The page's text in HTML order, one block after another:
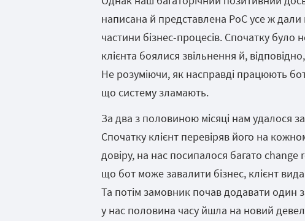
написана й представлена PoC усе ж
частини бізнес-процесів. Спочатку
клієнта боялися звільнення й,
Не розуміючи, як насправді працюють
що систему зламають.
За два з половиною місяці нам удалося
Спочатку клієнт перевіряв його на
довіру, на нас посипалося багато
що бот може завалити бізнес, клієнт
Та потім замовник почав додавати один
у нас половина часу йшла на новий